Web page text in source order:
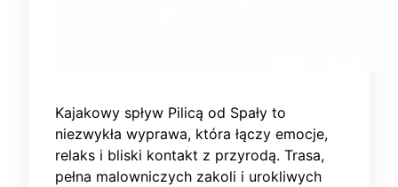
Kajakowy spływ Pilicą od Spały to
niezwykła wyprawa, która łączy emocje,
relaks i bliski kontakt z przyrodą. Trasa,
pełna malowniczych zakoli i urokliwych